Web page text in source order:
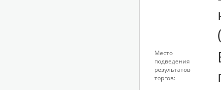
Место
подведения
результатов
торгов: